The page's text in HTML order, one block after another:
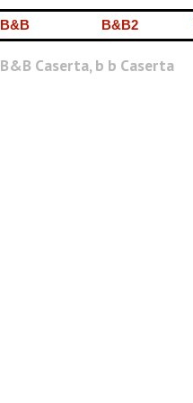
B&B B&B2
B&B Caserta, b b Caserta